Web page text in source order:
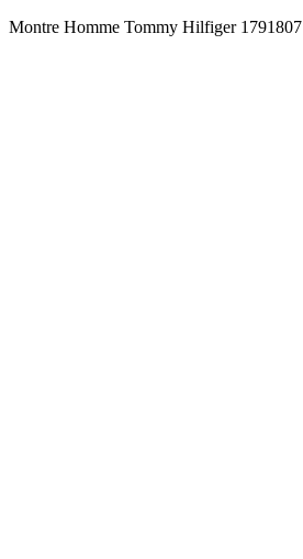
Montre Homme Tommy Hilfiger 1791807